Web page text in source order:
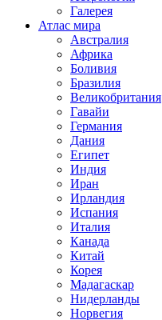
Галерея
Атлас мира
Австралия
Африка
Боливия
Бразилия
Великобритания
Гавайи
Германия
Дания
Египет
Индия
Иран
Ирландия
Испания
Италия
Канада
Китай
Корея
Мадагаскар
Нидерланды
Норвегия